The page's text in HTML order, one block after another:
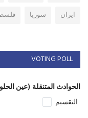
ايران
سوريا
VOTING POLL
الحوادث المتنقلة (عين
التقسيم